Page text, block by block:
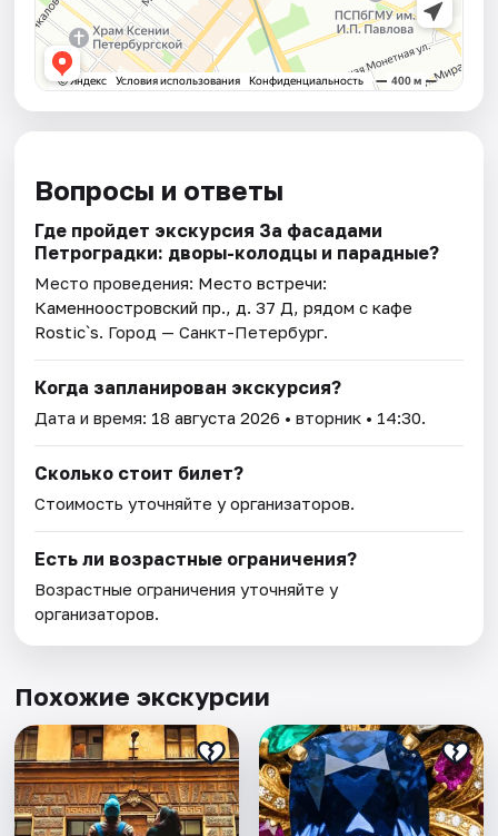
Вопросы и ответы
Где пройдет экскурсия За фасадами
Петроградки: дворы-колодцы и парадные?
Место проведения: Место встречи:
Каменноостровский пр., д. 37 Д, рядом с кафе
Rostic`s. Город — Санкт-Петербург.
Когда запланирован экскурсия?
Дата и время: 18 августа 2026 • вторник • 14:30.
Сколько стоит билет?
Стоимость уточняйте у организаторов.
Есть ли возрастные ограничения?
Возрастные ограничения уточняйте у
организаторов.
Похожие экскурсии